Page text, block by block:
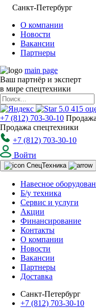
Санкт-Петербург
О компании
Новости
Вакансии
Партнеры
main page
Ваш партнёр и эксперт
в мире спецтехники
5.0 415
+7 (812) 703-30-10
Продажа спецтехники
+7 (812) 703-30-10
Войти
СпецТехника
Навесное
Б/у техника
Сервис и услуги
Акции
Финансирование
Контакты
О компании
Новости
Вакансии
Партнеры
Доставка
Санкт-Петербург
+7 (812) 703-30-10